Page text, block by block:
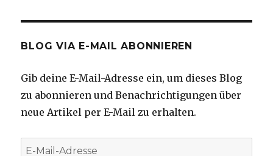
BLOG VIA E-MAIL ABONNIEREN
Gib deine E-Mail-Adresse ein, um dieses Blog
zu abonnieren und Benachrichtigungen über
neue Artikel per E-Mail zu erhalten.
E-